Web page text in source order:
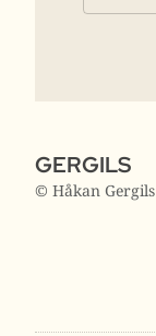
GERGILS
© Håkan Gergils